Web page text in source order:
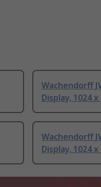
Wachendorff
Display, 1024
Wachendorff
Display, 1024